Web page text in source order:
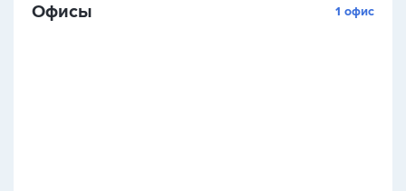
Офисы 1 офис